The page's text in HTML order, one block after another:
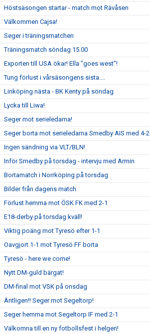
Höstsäsongen startar - match mot Rävåsen
Välkommen Cajsa!
Seger i träningsmatchen
Träningsmatch söndag 15.00
Exporten till USA ökar! Ella ”goes west”!
Tung förlust i vårsäsongens sista....
Linköping nästa - BK Kenty på söndag
Lycka till Liwa!
Seger mot serieledarna!
Seger borta mot serieledarna Smedby AIS med 4-2
Ingen sändning via VLT/BLN!
Inför Smedby på torsdag - intervju med Armin
Bortamatch i Norrköping på torsdag
Bilder från dagens match
Förlust hemma mot ÖSK FK med 2-1
E18-derby på torsdag kväll!
Viktig poäng mot Tyresö efter 1-1
Oavgjort 1-1 mot Tyresö FF borta
Tyresö - here we come!
Nytt DM-guld bärgat!
DM-final mot VSK på onsdag
Äntligen!! Seger mot Segeltorp!
Seger hemma mot Segeltorp IF med 2-1
Välkomna till en ny fotbollsfest i helgen!